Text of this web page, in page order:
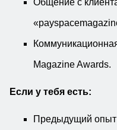
Magazine Awards.
Если у тебя есть:
Предыдущий опыт